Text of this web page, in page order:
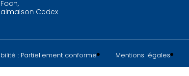
Cedex
: Partiellement conforme Mentions légales